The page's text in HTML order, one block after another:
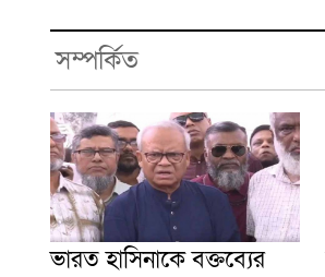
সম্পর্কিত
ভারত হাসিনাকে বক্তব্যের